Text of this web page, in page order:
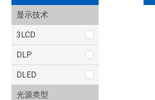
显示技术
3LCD
DLP
DLED
光源类型